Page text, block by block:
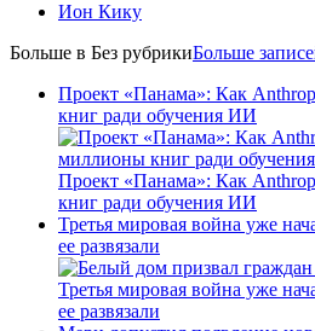
Ион Кику
Больше в Без рубрикиБольше
Проект «Панама»: Как
книг ради обучения ИИ
Проект «Панама»: Как
книг ради обучения ИИ
Третья мировая война уже
ее развязали
Третья мировая война уже
ее развязали